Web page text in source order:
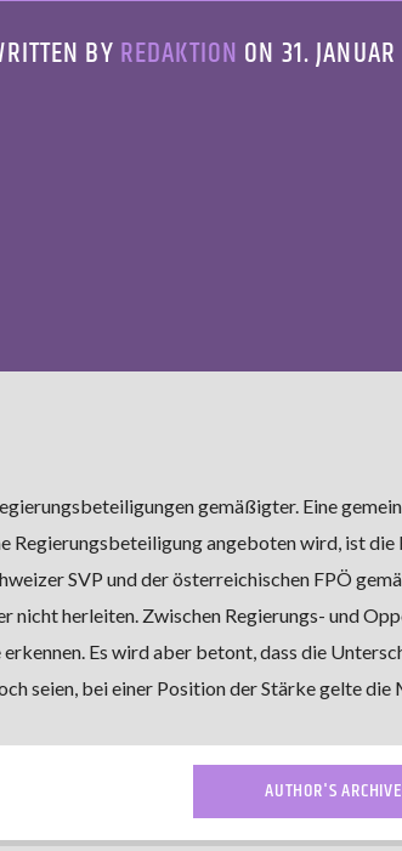
BY REDAKTION ON 31.
gemäßigter. Eine
Regierungsbeteiligung angeboten wird, ist
SVP und der österreichischen FPÖ
nicht herleiten. Zwischen Regierungs- und
Es wird aber betont, dass die
seien, bei einer Position der Stärke gelte die
AUTHOR'S ARCHIVE